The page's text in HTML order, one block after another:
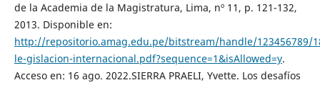
de la Academia de la Magistratura, Lima, nº 11, p. 121-132,
2013. Disponible en:
http://repositorio.amag.edu.pe/bitstream/handle/123456789/
le-gislacion-internacional.pdf?sequence=1&isAllowed=y.
Acceso en: 16 ago. 2022.SIERRA PRAELI, Yvette. Los desafíos